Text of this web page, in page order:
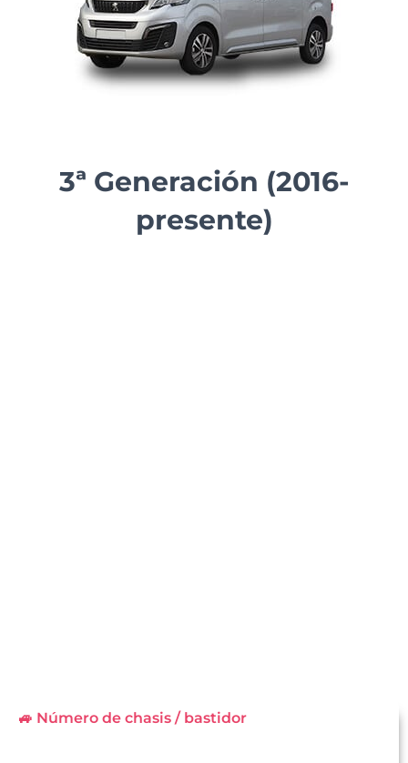
3ª Generación (2016-
presente)
🚙 Número de chasis / bastidor